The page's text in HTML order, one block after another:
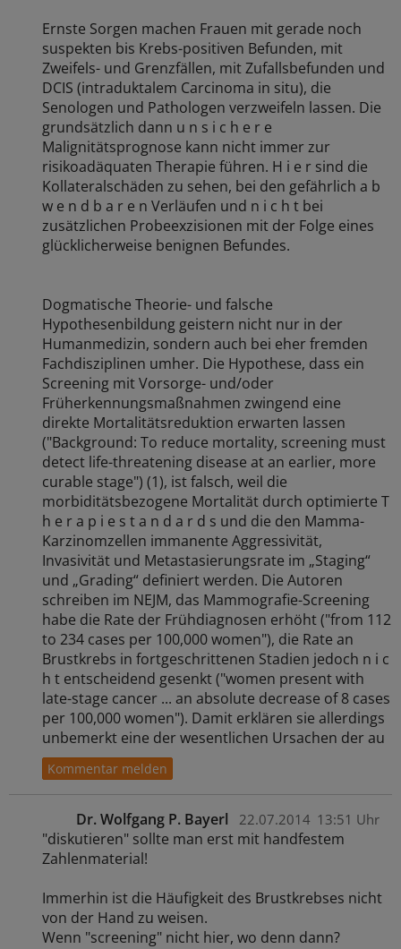
Ernste Sorgen machen Frauen mit gerade noch
suspekten bis Krebs-positiven Befunden, mit
Zweifels- und Grenzfällen, mit Zufallsbefunden und
DCIS (intraduktalem Carcinoma in situ), die
Senologen und Pathologen verzweifeln lassen. Die
grundsätzlich dann u n s i c h e r e
Malignitätsprognose kann nicht immer zur
risikoadäquaten Therapie führen. H i e r sind die
Kollateralschäden zu sehen, bei den gefährlich a b
w e n d b a r e n Verläufen und n i c h t bei
zusätzlichen Probeexzisionen mit der Folge eines
glücklicherweise benignen Befundes.
Dogmatische Theorie- und falsche
Hypothesenbildung geistern nicht nur in der
Humanmedizin, sondern auch bei eher fremden
Fachdisziplinen umher. Die Hypothese, dass ein
Screening mit Vorsorge- und/oder
Früherkennungsmaßnahmen zwingend eine
direkte Mortalitätsreduktion erwarten lassen
("Background: To reduce mortality, screening must
detect life-threatening disease at an earlier, more
curable stage") (1), ist falsch, weil die
morbiditätsbezogene Mortalität durch optimierte T
h e r a p i e s t a n d a r d s und die den Mamma-
Karzinomzellen immanente Aggressivität,
Invasivität und Metastasierungsrate im „Staging“
und „Grading“ definiert werden. Die Autoren
schreiben im NEJM, das Mammografie-Screening
habe die Rate der Frühdiagnosen erhöht ("from 112
to 234 cases per 100,000 women"), die Rate an
Brustkrebs in fortgeschrittenen Stadien jedoch n i c
h t entscheidend gesenkt ("women present with
late-stage cancer ... an absolute decrease of 8 cases
per 100,000 women"). Damit erklären sie allerdings
unbemerkt eine der wesentlichen Ursachen der au
Dr. Wolfgang P. Bayerl 22.07.2014 13:51 Uhr
"diskutieren" sollte man erst mit handfestem
Zahlenmaterial!
Immerhin ist die Häufigkeit des Brustkrebses nicht
von der Hand zu weisen.
Wenn "screening" nicht hier, wo denn dann?